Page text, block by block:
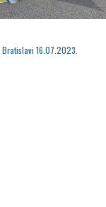
Bratislavi 16.07.2023.